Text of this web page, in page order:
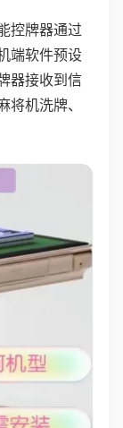
控牌器通过
端软件预设
器接收到信
机洗牌、